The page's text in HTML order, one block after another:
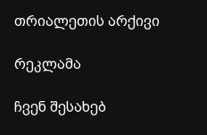
თრიალეთის არქივი
რეკლამა
ჩვენ შესახებ